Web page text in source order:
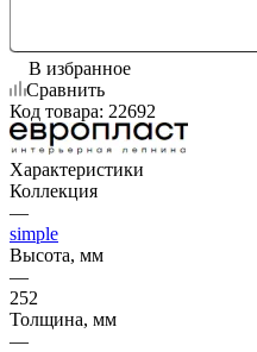
В избранное
Сравнить
Код товара: 22692
Характеристики
Коллекция
—
simple
Высота, мм
—
252
Толщина, мм
—